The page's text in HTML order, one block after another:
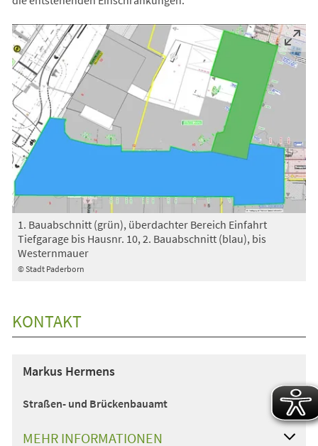
© Stadt Paderborn
1. Bauabschnitt (grün), überdachter Bereich Einfahrt
Tiefgarage bis Hausnr. 10, 2. Bauabschnitt (blau), bis
Westernmauer
KONTAKT
Markus Hermens
Straßen- und Brückenbauamt
MEHR INFORMATIONEN